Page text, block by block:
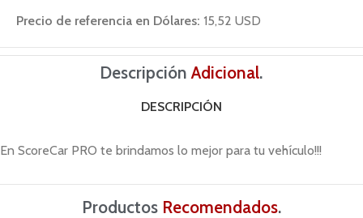
Precio de referencia en Dólares: 15,52 USD
DescripciónAdicional.
DESCRIPCIÓN
En ScoreCar PRO te brindamos lo mejor para tu vehículo!!!
Productos Recomendados.